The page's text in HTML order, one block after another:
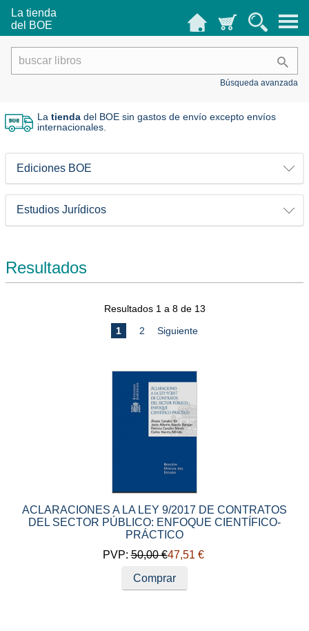
La tienda
del BOE
Búsqueda avanzada
Latienda del BOE sin gastos de envío excepto envíos
internacionales.
Ediciones BOE
Estudios Jurídicos
Resultados
Resultados 1 a 8 de 13
1 2 Siguiente
ACLARACIONES A LA LEY 9/2017 DE CONTRATOS
DEL SECTOR PÚBLICO: ENFOQUE CIENTÍFICO-
PRÁCTICO
PVP:50,00 €47,51 €
Comprar